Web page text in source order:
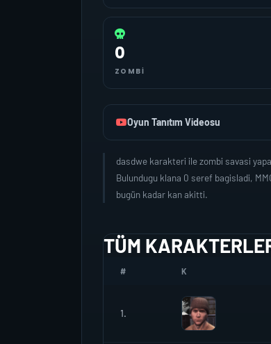
0
ZOMBI
Oyun Tanıtım Videosu
dasdwe karakteri ile zombi savasi
Bulundugu klana 0 seref bagisladi,
bugün kadar kan akitti.
TÜM
# K
1.